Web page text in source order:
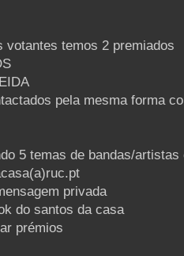
votantes temos 2 premiados
pela mesma forma
5 temas de bandas/artistas
privada
do santos da casa
prémios